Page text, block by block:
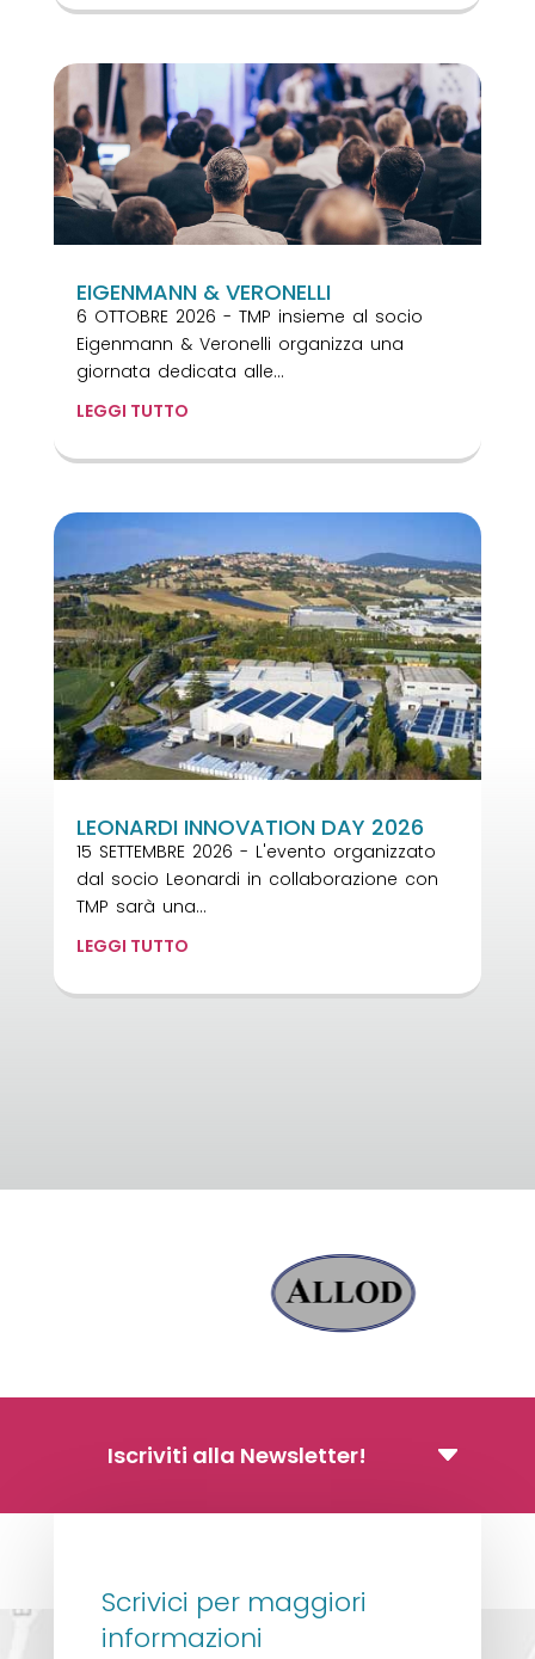
EIGENMANN & VERONELLI
6 OTTOBRE 2026 - TMP insieme al socio
Eigenmann & Veronelli organizza una
giornata dedicata alle...
LEGGI TUTTO
LEONARDI INNOVATION DAY 2026
15 SETTEMBRE 2026 - L'evento organizzato
dal socio Leonardi in collaborazione con
TMP sarà una...
LEGGI TUTTO
Iscriviti alla Newsletter!
Scrivici per maggiori
informazioni